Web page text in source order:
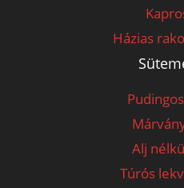
Házias
Alj
Túrós